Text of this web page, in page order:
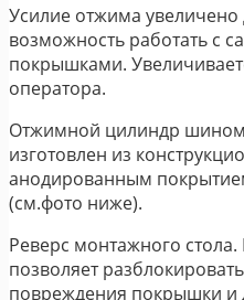
Усилие отжима увеличено
возможность работать с
покрышками.
оператора.
Отжимной цилиндр
изготовлен из
анодированным
(см.фото ниже).
Реверс монтажного
позволяет
повреждения покрышки и